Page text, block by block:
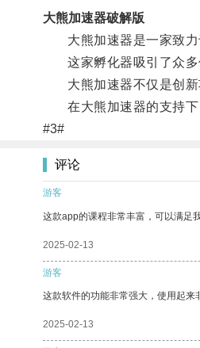
大熊加速器破解版
大熊加速器是一家致力
这家孵化器吸引了众多
大熊加速器不仅是创新
在大熊加速器的支持下
#3#
评论
游客
这款app的课程非常丰富，可以满足
2025-02-13
游客
这款软件的功能非常强大，使用起来
2025-02-13